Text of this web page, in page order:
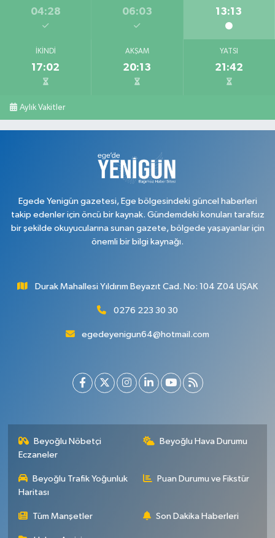
04:28 06:03 13:13
İKINDI
17:02
AKŞAM
20:13
YATSI
21:42
Aylık Vakitler
Egede Yenigün gazetesi, Ege bölgesindeki güncel haberleri
takip edenler için öncü bir kaynak. Gündemdeki konuları tarafsız
bir şekilde okuyucularına sunan gazete, bölgede yaşayanlar için
önemli bir bilgi kaynağı.
Durak Mahallesi Yıldırım Beyazıt Cad. No: 104 Z04 UŞAK
0276 223 30 30
egedeyenigun64@hotmail.com
Beyoğlu Nöbetçi
Eczaneler
Beyoğlu Hava Durumu
Beyoğlu Trafik Yoğunluk
Haritası
Puan Durumu ve Fikstür
Tüm Manşetler Son Dakika Haberleri